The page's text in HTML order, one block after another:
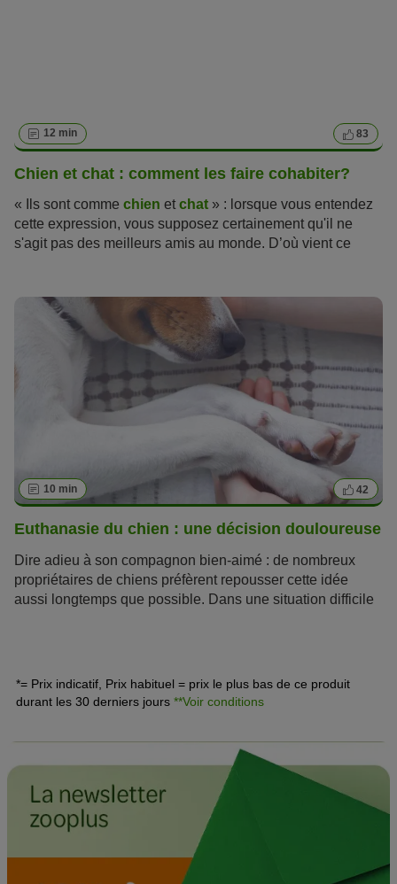
12 min 83
Chien et chat : comment les faire cohabiter?
« Ils sont comme chien et chat » : lorsque vous entendez
cette expression, vous supposez certainement qu'il ne
s'agit pas des meilleurs amis au monde. D’où vient ce
malentendus ? Est-il possible pour un chien et un chat de
vivre dans la même maison et d'être heureux ainsi ? A
première vue, la cohabitation entre chien et chat
présage rien de facile, mais en suivant les conseils de
votre Magazine zooplus, vos efforts et ceux de vos
compagnons porteront rapidement leurs fruits !
10 min 42
Euthanasie du chien : une décision douloureuse
Dire adieu à son compagnon bien-aimé : de nombreux
propriétaires de chiens préfèrent repousser cette idée
aussi longtemps que possible. Dans une situation difficile
différentes phases de la vie des chiens, vous pouvez
également parcourir notre rubriqueadopter un chien
*= Prix indicatif, Prix habituel = prix le plus bas de ce produit
durant les 30 derniers jours **Voir conditions